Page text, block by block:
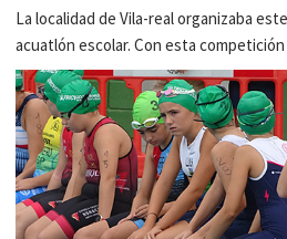
La localidad de Vila-real organizaba
acuatlón escolar. Con esta